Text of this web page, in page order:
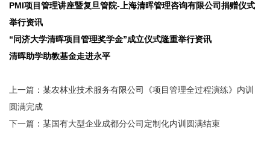
PMI项目管理讲座暨复旦管院-上海清晖管理咨询有限公司捐赠仪式
举行资讯
“同济大学清晖项目管理奖学金”成立仪式隆重举行资讯
清晖助学助教基金走进永平
上一篇：某农林业技术服务有限公司《项目管理全过程演练》内训
圆满完成
下一篇：某国有大型企业成都分公司定制化内训圆满结束